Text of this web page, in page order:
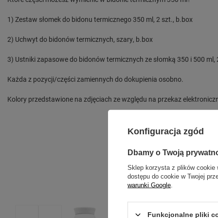
1) Zestaw słomek do bidonu termicznego 350 ml, 2 szt., b.box
2) Uchwyt do bidonów termicznych, szary, b.box
3) Ustniki zapasowe do bidonów termicznych ze słomką 350 i 500 ml,
Każda z pozycji/części zamiennych do dokupienia osobno.
Kolory przedstawione na zdjęciach ze względu na przekaz
Konfiguracja zgód
Dbamy o Twoją
Sklep korzysta z plików cookie
dostępu do cookie w Twojej
warunki Google
Funkcjonalne pliki